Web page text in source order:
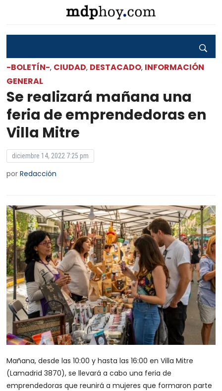
-BOLETÍN-, CIUDAD, DESTACADO, INFORMACIÓN
GENERAL
Se realizará mañana una
feria de emprendedoras en
Villa Mitre
diciembre 14, 2022 7:25 pm
porRedacción
Mañana, desde las 10:00 y hasta las 16:00 en Villa Mitre
(Lamadrid 3870), se llevará a cabo una feria de
emprendedoras que reunirá a mujeres que formaron parte